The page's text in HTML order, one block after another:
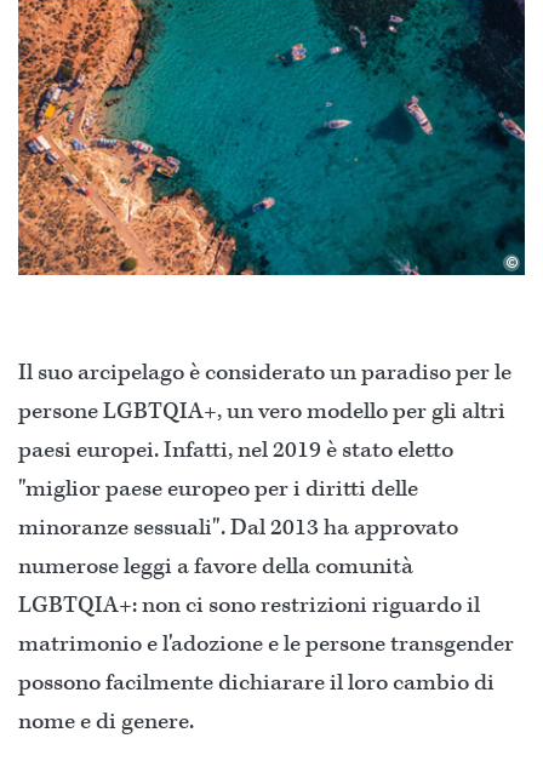
©
Il suo arcipelago è considerato un paradiso per le
persone LGBTQIA+, un vero modello per gli altri
paesi europei. Infatti, nel 2019 è stato eletto
"miglior paese europeo per i diritti delle
minoranze sessuali". Dal 2013 ha approvato
numerose leggi a favore della comunità
LGBTQIA+: non ci sono restrizioni riguardo il
matrimonio e l'adozione e le persone transgender
possono facilmente dichiarare il loro cambio di
nome e di genere.